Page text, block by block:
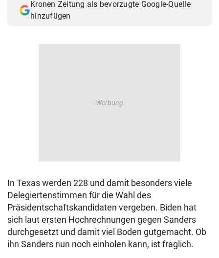
Kronen Zeitung als bevorzugte Google-Quelle
hinzufügen
In Texas werden 228 und damit besonders viele
Delegiertenstimmen für die Wahl des
Präsidentschaftskandidaten vergeben. Biden hat
sich laut ersten Hochrechnungen gegen Sanders
durchgesetzt und damit viel Boden gutgemacht. Ob
ihn Sanders nun noch einholen kann, ist fraglich.